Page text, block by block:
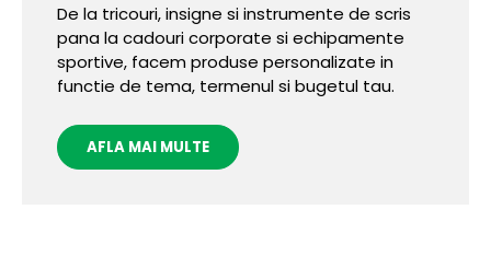
De la tricouri, insigne si instrumente de scris
pana la cadouri corporate si echipamente
sportive, facem produse personalizate in
functie de tema, termenul si bugetul tau.
AFLA MAI MULTE